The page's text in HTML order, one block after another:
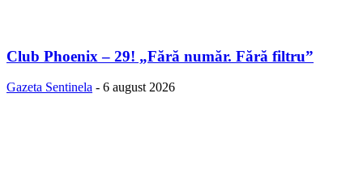
Club Phoenix – 29! „Fără număr. Fără filtru”
Gazeta Sentinela - 6 august 2026